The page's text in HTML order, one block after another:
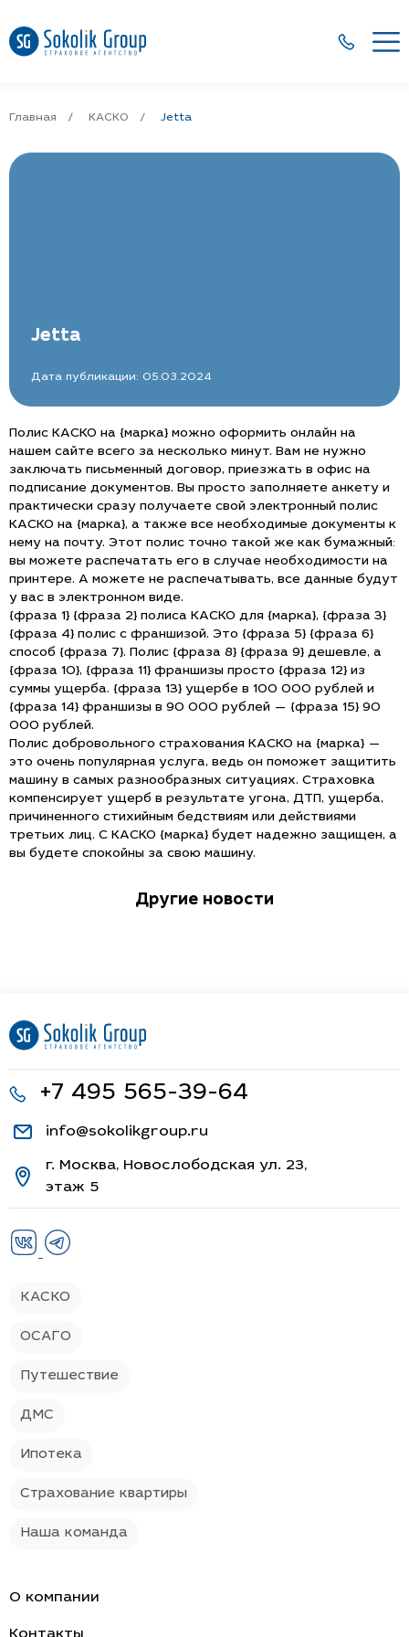
Главная КАСКО Jetta
Jetta
Дата публикации: 05.03.2024
Полис КАСКО на {марка} можно оформить онлайн на
нашем сайте всего за несколько минут. Вам не нужно
заключать письменный договор, приезжать в офис на
подписание документов. Вы просто заполняете анкету и
практически сразу получаете свой электронный полис
КАСКО на {марка}, а также все необходимые документы к
нему на почту. Этот полис точно такой же как бумажный:
вы можете распечатать его в случае необходимости на
принтере. А можете не распечатывать, все данные будут
у вас в электронном виде.
{фраза 1} {фраза 2} полиса КАСКО для {марка}, {фраза 3}
{фраза 4} полис с франшизой. Это {фраза 5} {фраза 6}
способ {фраза 7}. Полис {фраза 8} {фраза 9} дешевле, а
{фраза 10}, {фраза 11} франшизы просто {фраза 12} из
суммы ущерба. {фраза 13} ущербе в 100 000 рублей и
{фраза 14} франшизы в 90 000 рублей — {фраза 15} 90
000 рублей.
Полис добровольного страхования КАСКО на {марка} —
это очень популярная услуга, ведь он поможет защитить
машину в самых разнообразных ситуациях. Страховка
компенсирует ущерб в результате угона, ДТП, ущерба,
причиненного стихийным бедствиям или действиями
третьих лиц. С КАСКО {марка} будет надежно защищен, а
вы будете спокойны за свою машину.
Другие новости
+7 495 565-39-64
info@sokolikgroup.ru
г. Москва, Новослободская ул. 23,
этаж 5
КАСКО
ОСАГО
Путешествие
ДМС
Ипотека
Страхование квартиры
Наша команда
О компании